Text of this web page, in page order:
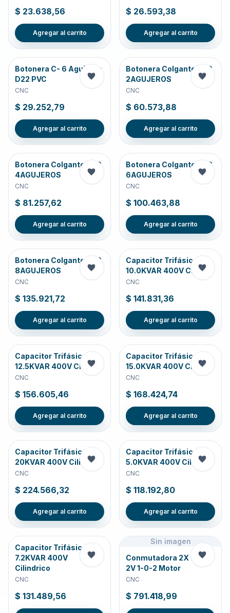
$ 23.638,56
Agregar al carrito
$ 26.593,38
Agregar al carrito
Botonera C- 6 Agujeros
D22 PVC
CNC
$ 29.252,79
Agregar al carrito
Botonera Colgante PVC
2AGUJEROS
CNC
$ 60.573,88
Agregar al carrito
Botonera Colgante PVC
4AGUJEROS
CNC
$ 81.257,62
Agregar al carrito
Botonera Colgante PVC
6AGUJEROS
CNC
$ 100.463,88
Agregar al carrito
Botonera Colgante PVC
8AGUJEROS
CNC
$ 135.921,72
Agregar al carrito
Capacitor Trifásico
10.0KVAR 400V Cili
CNC
$ 141.831,36
Agregar al carrito
Capacitor Trifásico
12.5KVAR 400V CI
CNC
$ 156.605,46
Agregar al carrito
Capacitor Trifásico
15.0KVAR 400V Cili
CNC
$ 168.424,74
Agregar al carrito
Capacitor Trifásico
20KVAR 400V Cilin-
CNC
$ 224.566,32
Agregar al carrito
Capacitor Trifásico
5.0KVAR 400V Cilin
CNC
$ 118.192,80
Agregar al carrito
Capacitor Trifásico
7.2KVAR 400V
Cilindrico
CNC
$ 131.489,56
Sin imagen
Conmutadora 2X 100A
2V 1-0-2 Motor
CNC
$ 791.418,99